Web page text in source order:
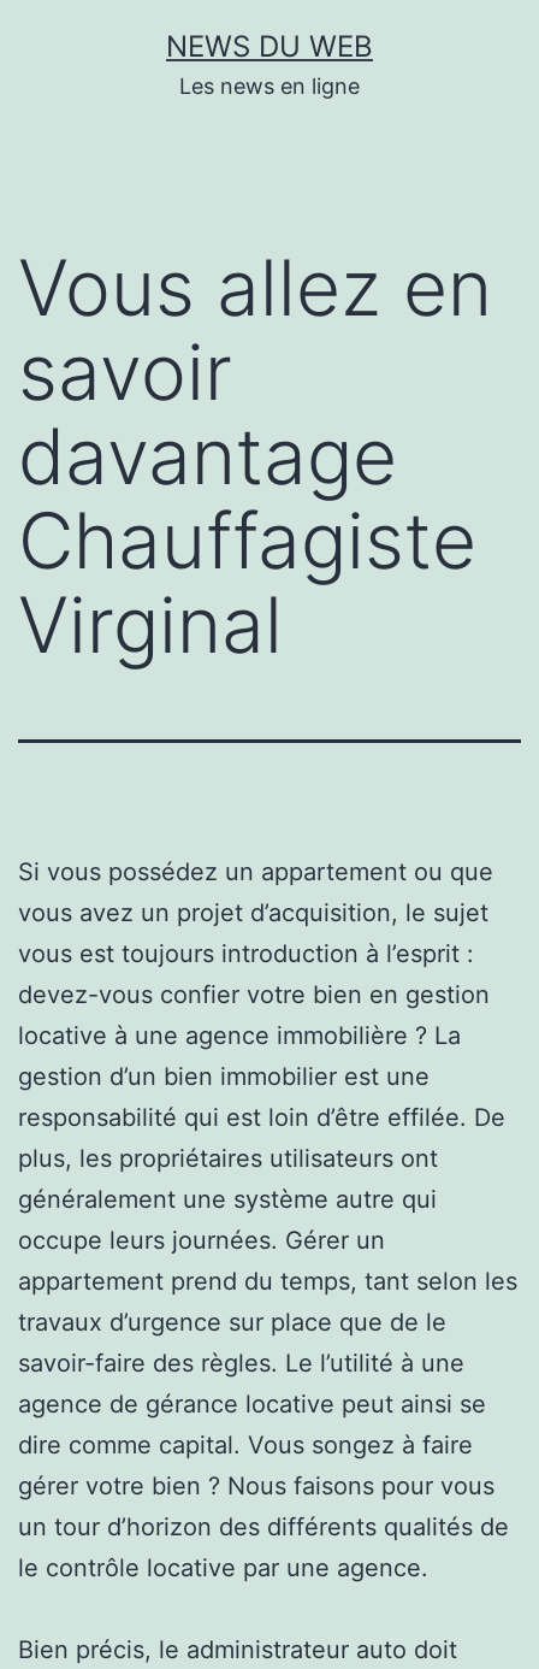
NEWS DU WEB
Les news en ligne
Vous allez en
savoir
davantage
Chauffagiste
Virginal
Si vous possédez un appartement ou que
vous avez un projet d’acquisition, le sujet
vous est toujours introduction à l’esprit :
devez-vous confier votre bien en gestion
locative à une agence immobilière ? La
gestion d’un bien immobilier est une
responsabilité qui est loin d’être effilée. De
plus, les propriétaires utilisateurs ont
généralement une système autre qui
occupe leurs journées. Gérer un
appartement prend du temps, tant selon les
travaux d’urgence sur place que de le
savoir-faire des règles. Le l’utilité à une
agence de gérance locative peut ainsi se
dire comme capital. Vous songez à faire
gérer votre bien ? Nous faisons pour vous
un tour d’horizon des différents qualités de
le contrôle locative par une agence.
Bien précis, le administrateur auto doit